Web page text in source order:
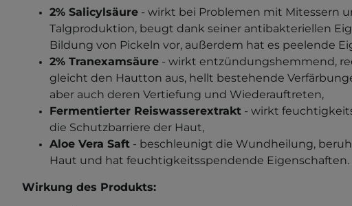
2% Salicylsäure - wirkt bei Problemen mit Mitessern
Talgproduktion, beugt dank seiner antibakteriellen
Bildung von Pickeln vor, außerdem hat es peelende
2% Tranexamsäure - wirkt entzündungshemmend,
gleicht den Hautton aus, hellt bestehende
aber auch deren Vertiefung und Wiederauftreten,
Fermentierter Reiswasserextrakt - wirkt
die Schutzbarriere der Haut,
Aloe Vera Saft - beschleunigt die Wundheilung,
Haut und hat feuchtigkeitsspendende Eigenschaften.
Wirkung des Produkts: